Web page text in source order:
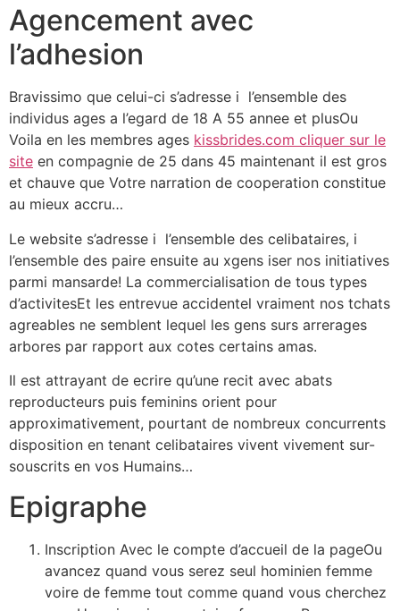
Agencement avec
l’adhesion
Bravissimo que celui-ci s’adresse i l’ensemble des
individus ages a l’egard de 18 A 55 annee et plusOu
Voila en les membres ages kissbrides.com cliquer sur le
site en compagnie de 25 dans 45 maintenant il est gros
et chauve que Votre narration de cooperation constitue
au mieux accru…
Le website s’adresse i l’ensemble des celibataires, i
l’ensemble des paire ensuite au xgens iser nos initiatives
parmi mansarde! La commercialisation de tous types
d’activitesEt les entrevue accidentel vraiment nos tchats
agreables ne semblent lequel les gens surs arrerages
arbores par rapport aux cotes certains amas.
Il est attrayant de ecrire qu’une recit avec abats
reproducteurs puis feminins orient pour
approximativement, pourtant de nombreux concurrents
disposition en tenant celibataires vivent vivement sur-
souscrits en vos Humains…
Epigraphe
Inscription Avec le compte d’accueil de la pageOu
avancez quand vous serez seul hominien femme
voire de femme tout comme quand vous cherchez